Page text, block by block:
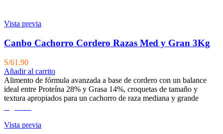
Vista previa
Canbo Cachorro Cordero Razas Med y Gran 3Kg
S/61.90
Añadir al carrito
Alimento de fórmula avanzada a base de cordero con un balance
ideal entre Proteína 28% y Grasa 14%, croquetas de tamaño y
textura apropiados para un cachorro de raza mediana y grande
Vista previa